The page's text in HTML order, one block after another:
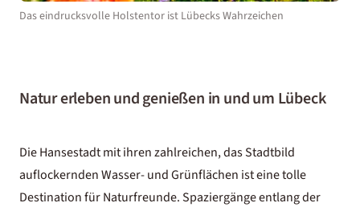
Das eindrucksvolle Holstentor ist Lübecks Wahrzeichen
Natur erleben und genießen in und um Lübeck
Die Hansestadt mit ihren zahlreichen, das Stadtbild
auflockernden Wasser- und Grünflächen ist eine tolle
Destination für Naturfreunde. Spaziergänge entlang der